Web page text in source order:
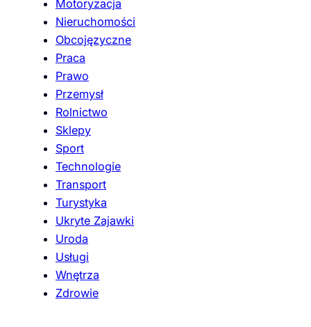
Motoryzacja
Nieruchomości
Obcojęzyczne
Praca
Prawo
Przemysł
Rolnictwo
Sklepy
Sport
Technologie
Transport
Turystyka
Ukryte Zajawki
Uroda
Usługi
Wnętrza
Zdrowie